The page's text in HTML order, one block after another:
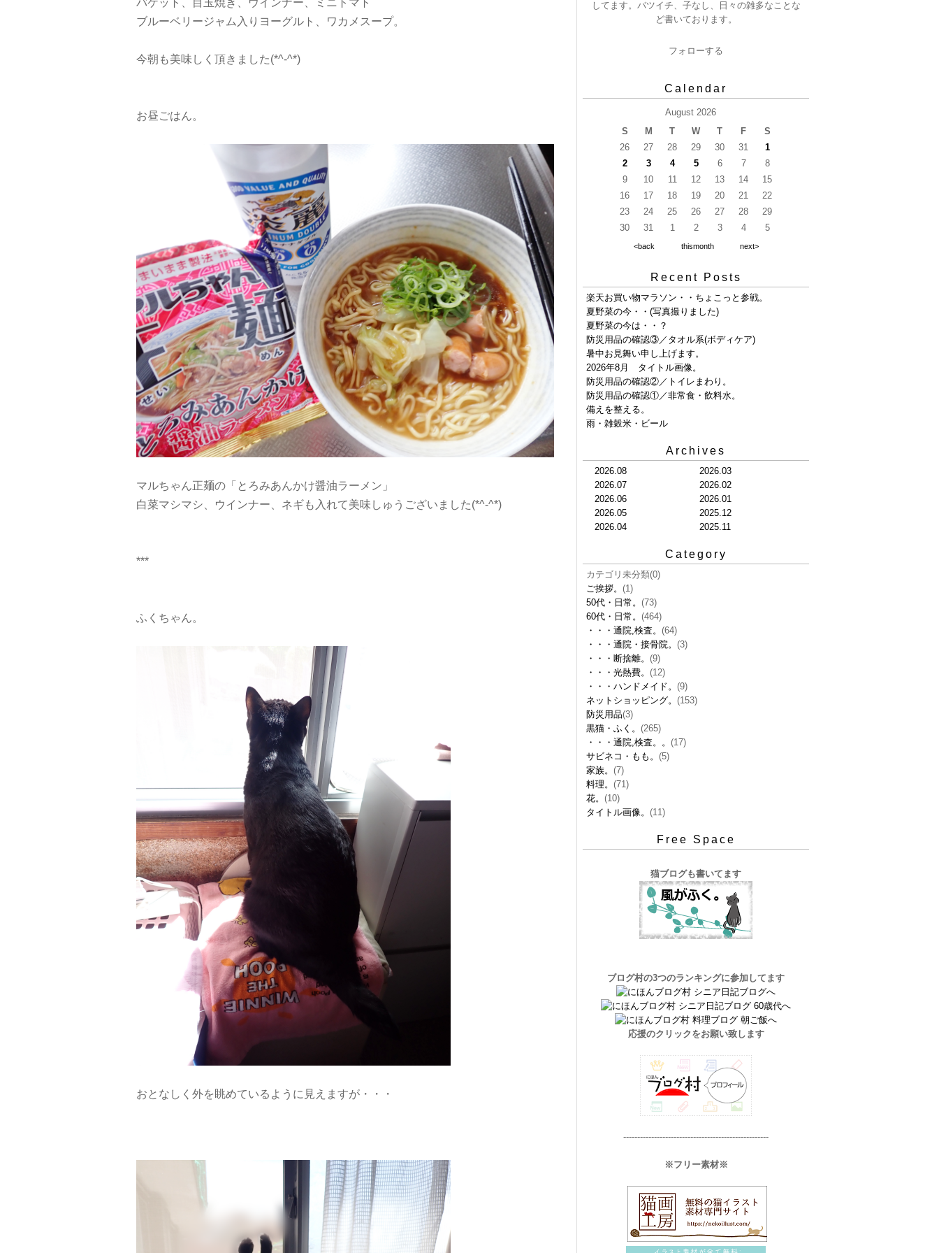
ブルーベリージャム入りヨーグルト、ワカメスープ。
今朝も美味しく頂きました(*^-^*)
お昼ごはん。
マルちゃん正麺の「とろみあんかけ醤油ラーメン」
白菜マシマシ、ウインナー、ネギも入れて美味しゅうございました(*^-^*)
***
ふくちゃん。
おとなしく外を眺めているように見えますが・・・
してます。バツイチ、子なし、日々の雑多なことな
ど書いております。
フォローする
Calendar
August 2026
S
M T W T F
S
26
27 28 29 30 31
1
2
3 4 5 6 7
8
9
10 11 12 13 14
15
16
17 18 19 20 21
22
23
24 25 26 27 28
29
30
31 1 2 3 4 5
<back thismonth next>
Recent Posts
楽天お買い物マラソン・・ちょこっと参戦。
夏野菜の今・・(写真撮りました)
夏野菜の今は・・？
防災用品の確認③／タオル系(ボディケア)
暑中お見舞い申し上げます。
2026年8月 タイトル画像。
防災用品の確認②／トイレまわり。
防災用品の確認①／非常食・飲料水。
備えを整える。
雨・雑穀米・ビール
Archives
2026.08
2026.07
2026.06
2026.05
2026.04
2026.03
2026.02
2026.01
2025.12
2025.11
Category
カテゴリ未分類(0)
ご挨拶。 (1)
50代・日常。 (73)
60代・日常。 (464)
・・・通院,検査。 (64)
・・・通院・接骨院。 (3)
・・・断捨離。 (9)
・・・光熱費。 (12)
・・・ハンドメイド。 (9)
ネットショッピング。 (153)
防災用品(3)
黒猫・ふく。 (265)
・・・通院,検査。。 (17)
サビネコ・もも。 (5)
家族。 (7)
料理。 (71)
花。 (10)
タイトル画像。 (11)
Free Space
猫ブログも書いてます
ブログ村の3つのランキングに参加してます
応援のクリックをお願い致します
----------------------------------------------------
※フリー素材※